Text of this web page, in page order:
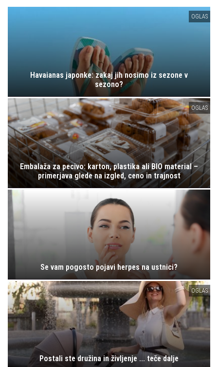
OGLAS
Havaianas japonke: zakaj jih nosimo iz sezone v
sezono?
OGLAS
Embalaža za pecivo: karton, plastika ali BIO material –
primerjava glede na izgled, ceno in trajnost
Se vam pogosto pojavi herpes na ustnici?
OGLAS
Postali ste družina in življenje ... teče dalje